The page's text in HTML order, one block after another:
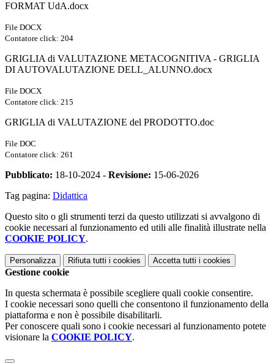
FORMAT UdA.docx
File DOCX
Contatore click: 204
GRIGLIA di VALUTAZIONE METACOGNITIVA - GRIGLIA
DI AUTOVALUTAZIONE DELL_ALUNNO.docx
File DOCX
Contatore click: 215
GRIGLIA di VALUTAZIONE del PRODOTTO.doc
File DOC
Contatore click: 261
Pubblicato: 18-10-2024 - Revisione: 15-06-2026
Tag pagina: Didattica
Questo sito o gli strumenti terzi da questo utilizzati si avvalgono di
cookie necessari al funzionamento ed utili alle finalità illustrate nella
COOKIE POLICY.
Personalizza Rifiuta tutti i cookies Accetta tutti i cookies
Gestione cookie
In questa schermata è possibile scegliere quali cookie consentire.
I cookie necessari sono quelli che consentono il funzionamento della
piattaforma e non è possibile disabilitarli.
Per conoscere quali sono i cookie necessari al funzionamento potete
visionare la COOKIE POLICY.